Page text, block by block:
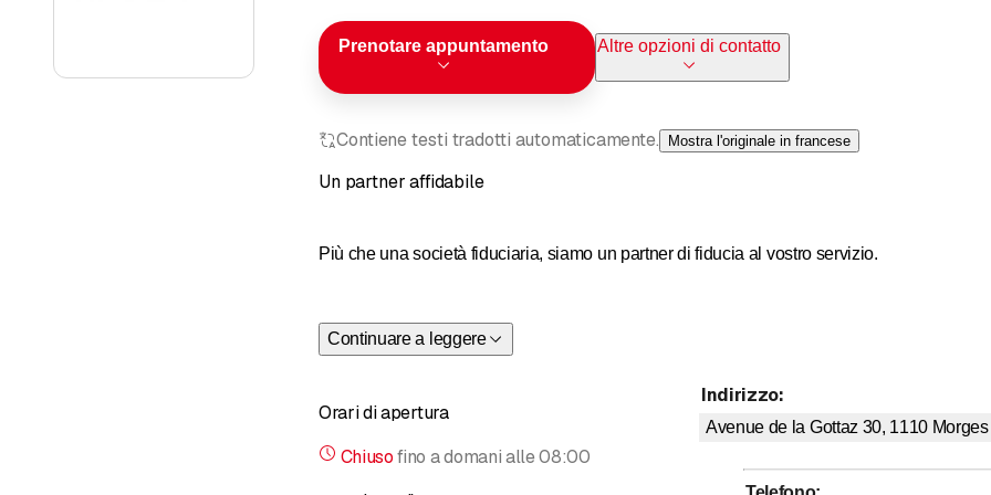
Prenotare appuntamento Altre opzioni di contatto
Contiene testi tradotti automaticamente. Mostra l'originale in francese
Un partner affidabile
Più che una società fiduciaria, siamo un partner di fiducia al vostro servizio.
accompagniamo nel vostro percorso e siamo in grado di fornirvi soluzioni efficaci grazie
Continuare a leggere
Orari di apertura
Chiuso fino adomani alle 08:00
Indirizzo:
Avenue de la Gottaz 30, 1110 Morges